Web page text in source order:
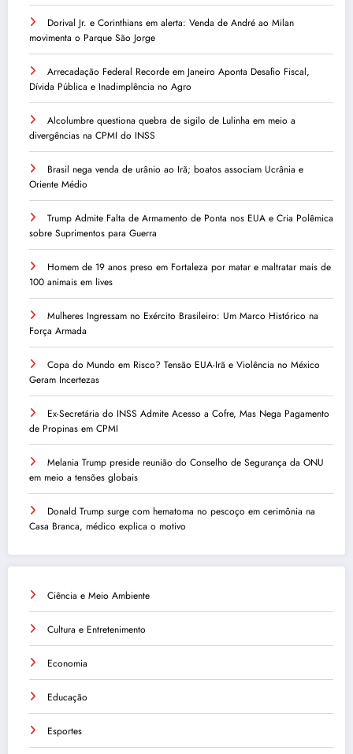
Dorival Jr. e Corinthians em alerta: Venda de André ao Milan
movimenta o Parque São Jorge
Arrecadação Federal Recorde em Janeiro Aponta Desafio Fiscal,
Dívida Pública e Inadimplência no Agro
Alcolumbre questiona quebra de sigilo de Lulinha em meio a
divergências na CPMI do INSS
Brasil nega venda de urânio ao Irã; boatos associam Ucrânia e
Oriente Médio
Trump Admite Falta de Armamento de Ponta nos EUA e Cria Polêmica
sobre Suprimentos para Guerra
Homem de 19 anos preso em Fortaleza por matar e maltratar mais de
100 animais em lives
Mulheres Ingressam no Exército Brasileiro: Um Marco Histórico na
Força Armada
Copa do Mundo em Risco? Tensão EUA-Irã e Violência no México
Geram Incertezas
Ex-Secretária do INSS Admite Acesso a Cofre, Mas Nega Pagamento
de Propinas em CPMI
Melania Trump preside reunião do Conselho de Segurança da ONU
em meio a tensões globais
Donald Trump surge com hematoma no pescoço em cerimônia na
Casa Branca, médico explica o motivo
Ciência e Meio Ambiente
Cultura e Entretenimento
Economia
Educação
Esportes